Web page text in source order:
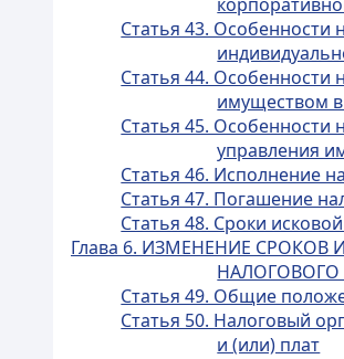
Статья 43. Особенности
Статья 44. Особенности
имуществом в
Статья 45. Особенности
управления
Статья 46. Исполнение
Статья 47. Погашение
Статья 48. Сроки
Глава 6. ИЗМЕНЕНИЕ
НАЛОГОВОГО
Статья 49. Общие
Статья 50. Налоговый
и (или) плат